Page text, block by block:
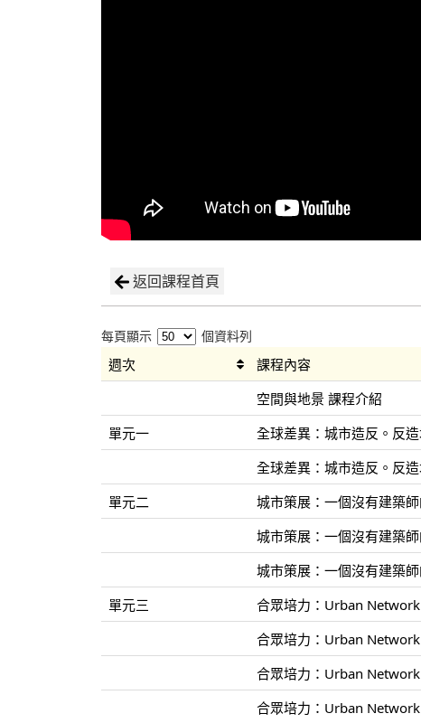
返回課程首頁
每頁顯示 個資料列
週次 課程內容
空間與地景 課程介紹
單元一
全球差異：城市造反。反
全球差異：城市造反。反
單元二
城市策展：一個沒有建築
城市策展：一個沒有建築
城市策展：一個沒有建築
單元三
合眾培力：Urban
合眾培力：Urban
合眾培力：Urban
合眾培力：Urban